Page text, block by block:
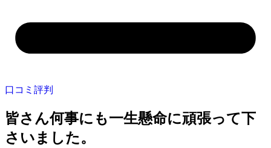
口コミ評判
皆さん何事にも一生懸命に頑張って下
さいました。